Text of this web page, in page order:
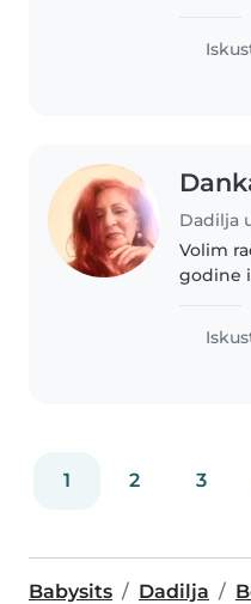
Dadilja
Volim
godine
sa
1 2 3
Babysits Dadilja